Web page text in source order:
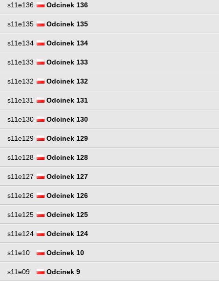
s11e136 Odcinek 136
s11e135 Odcinek 135
s11e134 Odcinek 134
s11e133 Odcinek 133
s11e132 Odcinek 132
s11e131 Odcinek 131
s11e130 Odcinek 130
s11e129 Odcinek 129
s11e128 Odcinek 128
s11e127 Odcinek 127
s11e126 Odcinek 126
s11e125 Odcinek 125
s11e124 Odcinek 124
s11e10 Odcinek 10
s11e09 Odcinek 9